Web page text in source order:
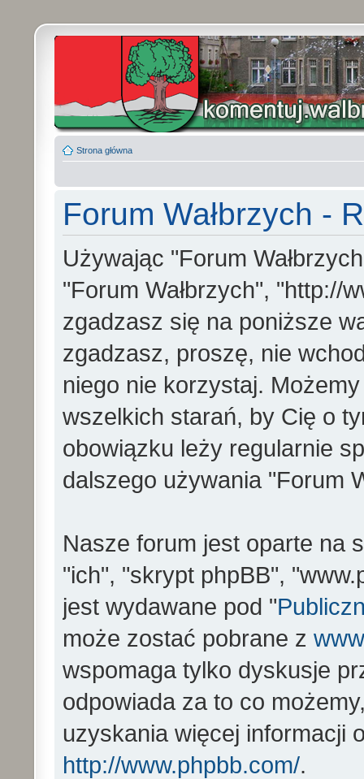
Strona główna
Forum Wałbrzych -
Używając "Forum
"Forum Wałbrzych", "http://
zgadzasz się na poniższe
zgadzasz, proszę, nie
niego nie korzystaj.
wszelkich starań, by Cię o
obowiązku leży regularnie
dalszego używania "Forum
Nasze forum jest oparte na
"ich", "skrypt phpBB",
jest wydawane pod "
może zostać pobrane z
wspomaga tylko dyskusje
odpowiada za to co
uzyskania więcej informacji
http://www.phpbb.com/.